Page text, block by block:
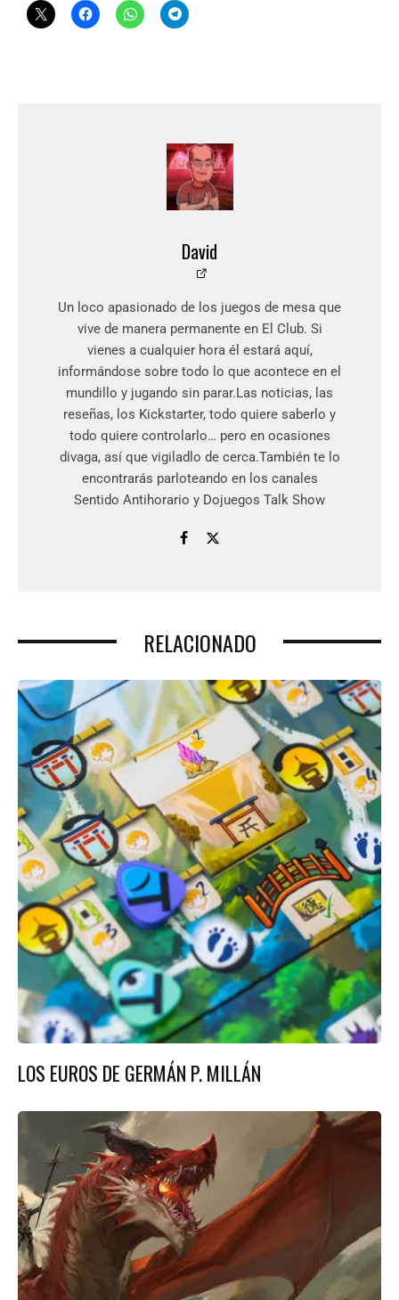
David
Un loco apasionado de los juegos de mesa que
vive de manera permanente en El Club. Si
vienes a cualquier hora él estará aquí,
informándose sobre todo lo que acontece en el
mundillo y jugando sin parar.Las noticias, las
reseñas, los Kickstarter, todo quiere saberlo y
todo quiere controlarlo… pero en ocasiones
divaga, así que vigiladlo de cerca.También te lo
encontrarás parloteando en los canales
Sentido Antihorario y Dojuegos Talk Show
RELACIONADO
LOS EUROS DE GERMÁN P. MILLÁN